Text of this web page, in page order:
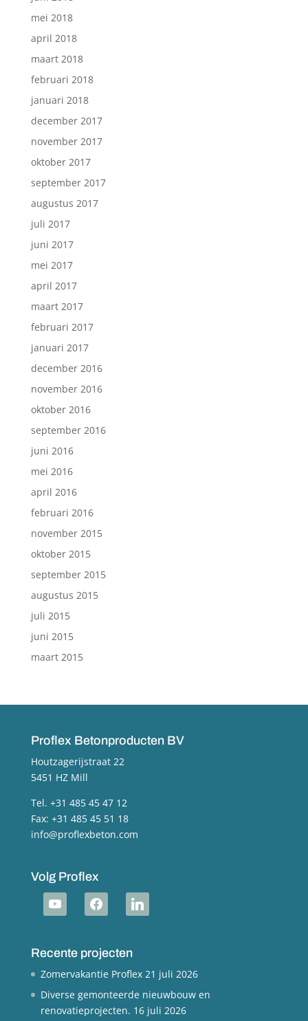
mei 2018
april 2018
maart 2018
februari 2018
januari 2018
december 2017
november 2017
oktober 2017
september 2017
augustus 2017
juli 2017
juni 2017
mei 2017
april 2017
maart 2017
februari 2017
januari 2017
december 2016
november 2016
oktober 2016
september 2016
juni 2016
mei 2016
april 2016
februari 2016
november 2015
oktober 2015
september 2015
augustus 2015
juli 2015
juni 2015
maart 2015
Proflex Betonproducten BV
Houtzagerijstraat 22
5451 HZ Mill
Tel. +31 485 45 47 12
Fax: +31 485 45 51 18
info@proflexbeton.com
Volg Proflex
youtube facebook linkedin
Recente projecten
Zomervakantie Proflex 21 juli 2026
Diverse gemonteerde nieuwbouw en
renovatieprojecten. 16 juli 2026